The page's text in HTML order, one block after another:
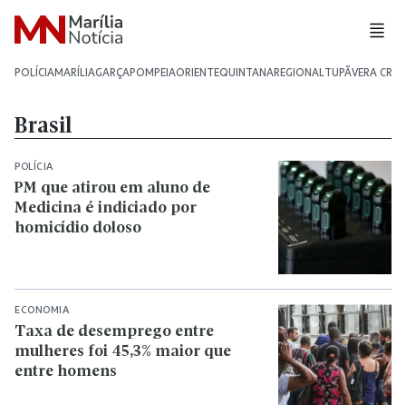
POLÍCIAMARÍLIAGARÇAPOMPEIAORIENTEQUINTANAREGIONALTUPÃVERA CRUZ
Brasil
POLÍCIA
PM que atirou em aluno de
Medicina é indiciado por
homicídio doloso
ECONOMIA
Taxa de desemprego entre
mulheres foi 45,3% maior que
entre homens